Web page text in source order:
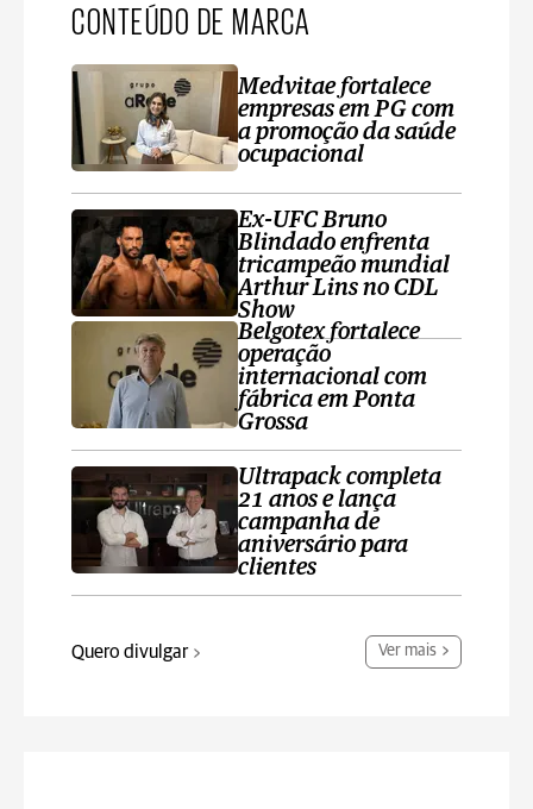
CONTEÚDO DE MARCA
Medvitae fortalece
empresas em PG com
a promoção da saúde
ocupacional
Ex-UFC Bruno
Blindado enfrenta
tricampeão mundial
Arthur Lins no CDL
Show
Belgotex fortalece
operação
internacional com
fábrica em Ponta
Grossa
Ultrapack completa
21 anos e lança
campanha de
aniversário para
clientes
Quero divulgar Ver mais